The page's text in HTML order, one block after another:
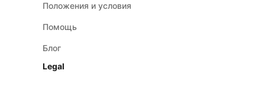
Положения и условия
Помощь
Блог
Legal